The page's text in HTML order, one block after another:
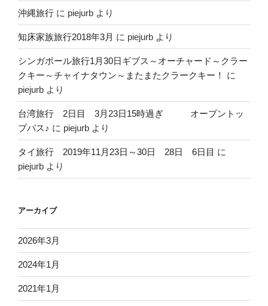
沖縄旅行 に piejurb より
知床家族旅行2018年3月 に piejurb より
シンガポール旅行1月30日ギブス～オーチャード～クラー
クキー～チャイナタウン～またまたクラークキー！
に
piejurb より
台湾旅行 2日目 3月23日15時過ぎ オープントッ
プバス♪ に piejurb より
タイ旅行 2019年11月23日～30日 28日 6日目 に
piejurb より
アーカイブ
2026年3月
2024年1月
2021年1月